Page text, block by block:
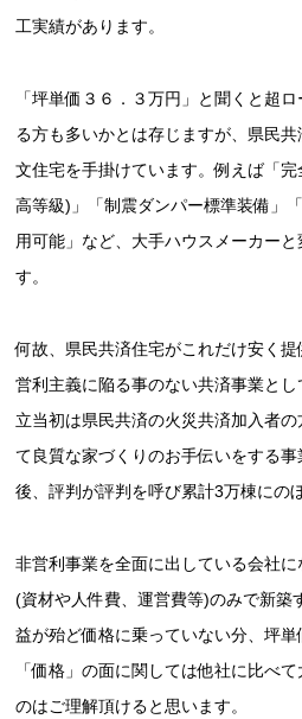
工実績があります。
「坪単価３６．３万円」と聞くと超
る方も多いかとは存じますが、県民
文住宅を手掛けています。例えば「
高等級)」「制震ダンパー標準装備」
用可能」など、大手ハウスメーカー
す。
何故、県民共済住宅がこれだけ安く提
営利主義に陥る事のない共済事業と
立当初は県民共済の火災共済加入者
て良質な家づくりのお手伝いをする
後、評判が評判を呼び累計3万棟にの
非営利事業を全面に出している会社
(資材や人件費、運営費等)のみで新築
益が殆ど価格に乗っていない分、坪単
「価格」の面に関しては他社に比べ
のはご理解頂けると思います。